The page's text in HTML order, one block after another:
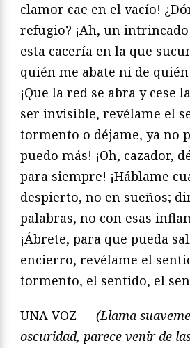
clamor cae en el vacío!
refugio? ¡Ah, un
esta cacería en la que
quién me abate ni de
¡Que la red se abra y cese
ser invisible, revélame el
tormento o déjame, ya no
puedo más! ¡Oh, cazador,
para siempre! ¡Háblame
despierto, no en sueños;
palabras, no con esas
¡Ábrete, para que pueda
encierro, revélame el
tormento, el sentido, el
UNA VOZ — (Llama
oscuridad, parece venir de